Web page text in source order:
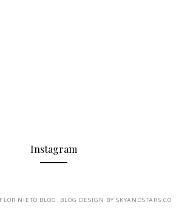
Instagram
FLOR NIETO BLOG . BLOG DESIGN BY SKYANDSTARS.CO